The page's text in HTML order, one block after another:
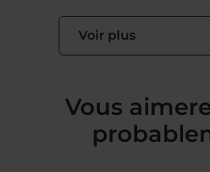
Voir plus
Vous